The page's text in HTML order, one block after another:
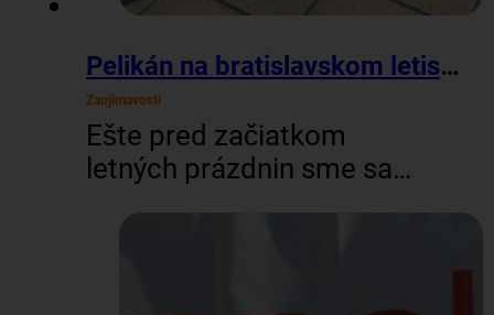
Pelikán na bratislavskom letisku
Zaujímavosti
Ešte pred začiatkom
letných prázdnin sme sa
Štefánika v Bratislave,